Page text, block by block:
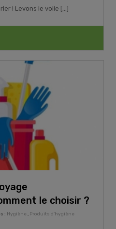
! Levons le voile [...]
le choisir ?
: Hygiène , Produits d'hygiène